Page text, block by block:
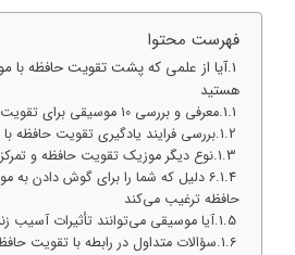
فهرست محتوا
آیا از علمی که پشت تقویت حافظه با
هستید
معرفی و بررسی 10 موسیقی برای تقویت حافظه شما
بررسی فرایند یادگیری تقویت حافظه
نوع دیگر موزیک تقویت حافظه و
6 دلیل که شما را برای گوش دادن به
حافظه ترغیب می‌کند
آیا موسیقی می‌توانند تأثیرات آسیب
سؤالات متداول در رابطه با تقویت